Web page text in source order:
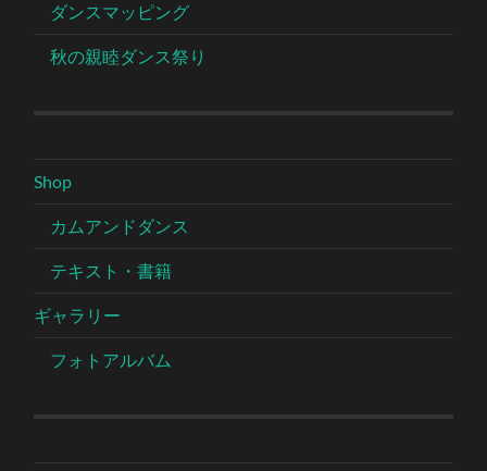
ダンスマッピング
秋の親睦ダンス祭り
Shop
カムアンドダンス
テキスト・書籍
ギャラリー
フォトアルバム